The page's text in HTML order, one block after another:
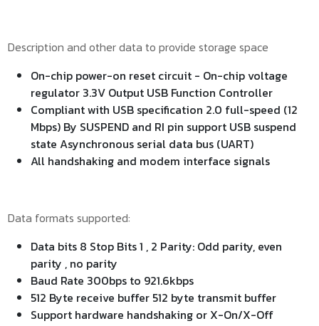
Description and other data to provide storage space
On-chip power-on reset circuit - On-chip voltage
regulator 3.3V Output USB Function Controller
Compliant with USB specification 2.0 full-speed (12
Mbps) By SUSPEND and RI pin support USB suspend
state Asynchronous serial data bus (UART)
All handshaking and modem interface signals
Data formats supported:
Data bits 8 Stop Bits 1 , 2 Parity: Odd parity, even
parity , no parity
Baud Rate 300bps to 921.6kbps
512 Byte receive buffer 512 byte transmit buffer
Support hardware handshaking or X-On/X-Off